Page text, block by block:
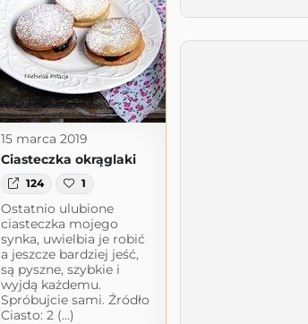
15 marca 2019
Ciasteczka okrąglaki
124 1
Ostatnio ulubione
ciasteczka mojego
synka, uwielbia je robić
a jeszcze bardziej jeść,
są pyszne, szybkie i
wyjdą każdemu.
Spróbujcie sami. Źródło
Ciasto: 2 (...)